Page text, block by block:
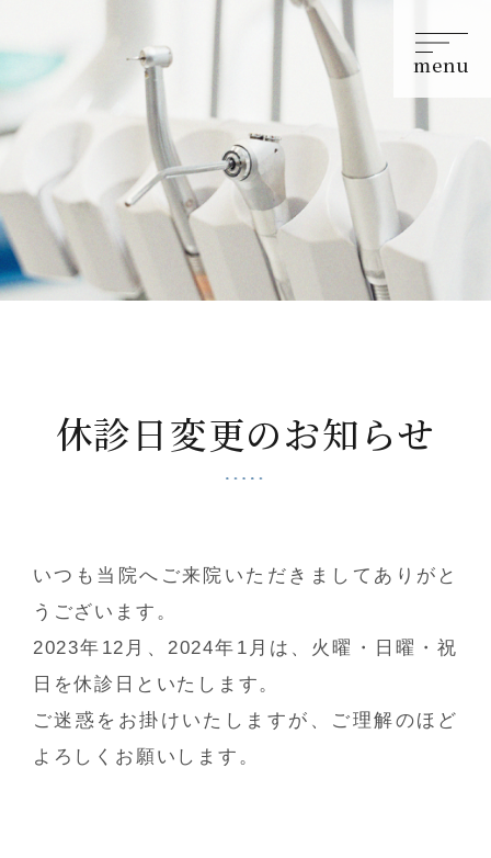
休診日変更のお知らせ
いつも当院へご来院いただきましてありがと
うございます。
2023年12月、2024年1月は、火曜・日曜・祝
日を休診日といたします。
ご迷惑をお掛けいたしますが、ご理解のほど
よろしくお願いします。
menu